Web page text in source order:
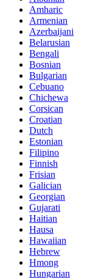
Amharic
Armenian
Azerbaijani
Belarusian
Bengali
Bosnian
Bulgarian
Cebuano
Chichewa
Corsican
Croatian
Dutch
Estonian
Filipino
Finnish
Frisian
Galician
Georgian
Gujarati
Haitian
Hausa
Hawaiian
Hebrew
Hmong
Hungarian